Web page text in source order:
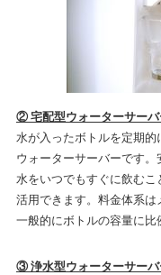
② 宅配型ウォーターサーバ
水が入ったボトルを定期的
ウォーターサーバーです
水をいつでもすぐに飲む
活用できます。料金体系は
一般的にボトルの容量に比
③ 浄水型ウォーターサーバ